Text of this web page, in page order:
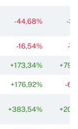
-44,68% -
-16,54% -
+173,34%
+176,92% -
+383,54%